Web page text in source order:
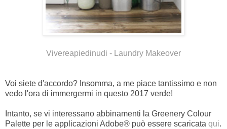
Vivereapiedinudi - Laundry Makeover
Voi siete d'accordo? Insomma, a me piace tantissimo e non
vedo l'ora di immergermi in questo 2017 verde!
Intanto, se vi interessano abbinamenti la Greenery Colour
Palette per le applicazioni Adobe® può essere scaricata qui.